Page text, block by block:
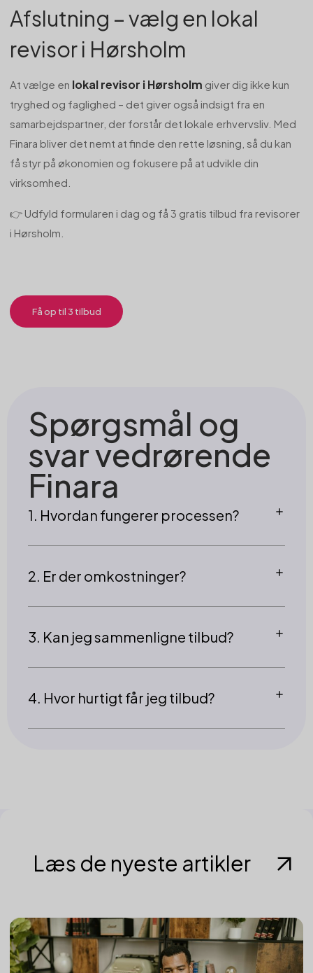
Afslutning – vælg en lokal
revisor i Hørsholm
At vælge en lokal revisor i Hørsholm giver dig ikke kun
tryghed og faglighed – det giver også indsigt fra en
samarbejdspartner, der forstår det lokale erhvervsliv. Med
Finara bliver det nemt at finde den rette løsning, så du kan
få styr på økonomien og fokusere på at udvikle din
virksomhed.
👉 Udfyld formularen i dag og få 3 gratis tilbud fra revisorer
i Hørsholm.
Få op til 3 tilbud
Spørgsmål og
svar vedrørende
Finara
1. Hvordan fungerer processen?
2. Er der omkostninger?
3. Kan jeg sammenligne tilbud?
4. Hvor hurtigt får jeg tilbud?
Læs de nyeste artikler